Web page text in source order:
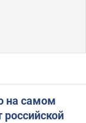
на самом
российской